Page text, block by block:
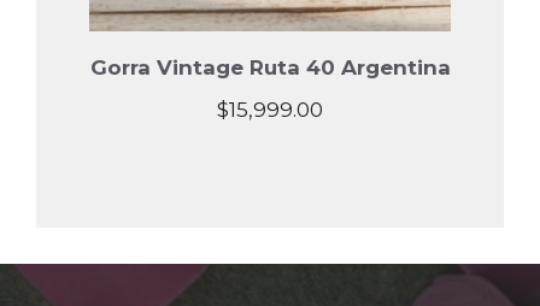
Gorra Vintage Ruta 40 Argentina
$15,999.00